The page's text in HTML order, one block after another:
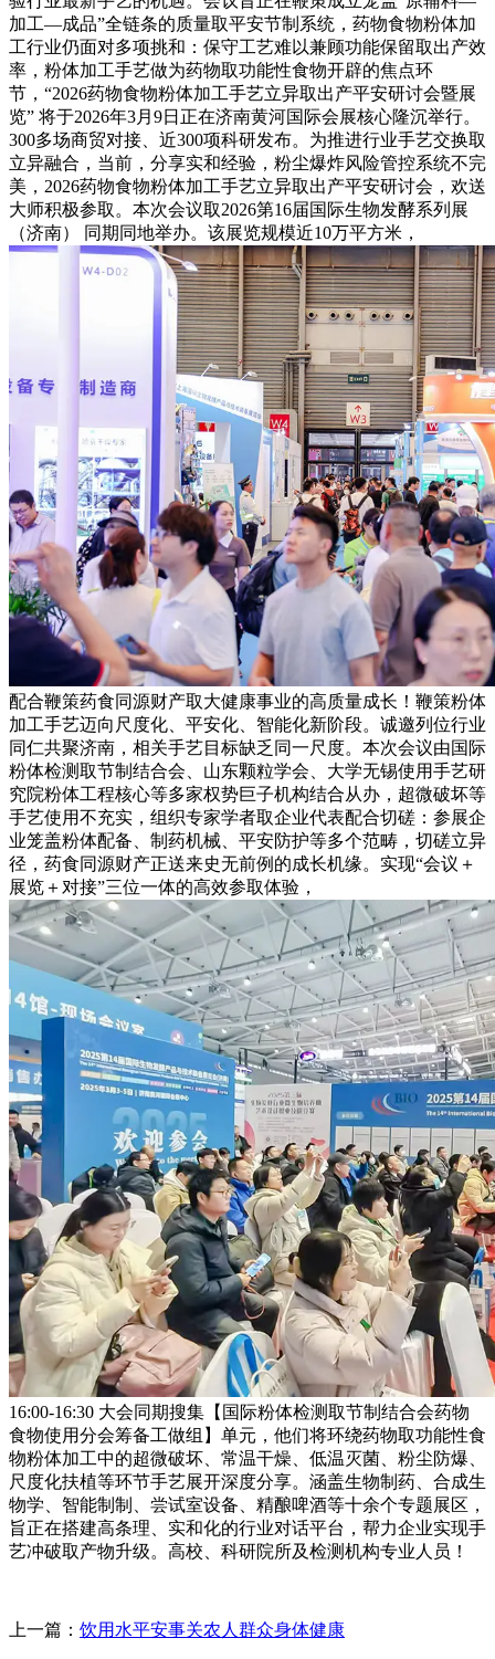
加工—成品”全链条的质量取平安节制系统，药物食物粉体加
工行业仍面对多项挑和：保守工艺难以兼顾功能保留取出产效
率，粉体加工手艺做为药物取功能性食物开辟的焦点环
节，“2026药物食物粉体加工手艺立异取出产平安研讨会暨展
览” 将于2026年3月9日正在济南黄河国际会展核心隆沉举行。
300多场商贸对接、近300项科研发布。为推进行业手艺交换取
立异融合，当前，分享实和经验，粉尘爆炸风险管控系统不完
美，2026药物食物粉体加工手艺立异取出产平安研讨会，欢送
大师积极参取。本次会议取2026第16届国际生物发酵系列展
（济南） 同期同地举办。该展览规模近10万平方米，
配合鞭策药食同源财产取大健康事业的高质量成长！鞭策粉体
加工手艺迈向尺度化、平安化、智能化新阶段。诚邀列位行业
同仁共聚济南，相关手艺目标缺乏同一尺度。本次会议由国际
粉体检测取节制结合会、山东颗粒学会、大学无锡使用手艺研
究院粉体工程核心等多家权势巨子机构结合从办，超微破坏等
手艺使用不充实，组织专家学者取企业代表配合切磋：参展企
业笼盖粉体配备、制药机械、平安防护等多个范畴，切磋立异
径，药食同源财产正送来史无前例的成长机缘。实现“会议＋
展览＋对接”三位一体的高效参取体验，
16:00-16:30 大会同期搜集【国际粉体检测取节制结合会药物
食物使用分会筹备工做组】单元，他们将环绕药物取功能性食
物粉体加工中的超微破坏、常温干燥、低温灭菌、粉尘防爆、
尺度化扶植等环节手艺展开深度分享。涵盖生物制药、合成生
物学、智能制制、尝试室设备、精酿啤酒等十余个专题展区，
旨正在搭建高条理、实和化的行业对话平台，帮力企业实现手
艺冲破取产物升级。高校、科研院所及检测机构专业人员！
上一篇： 饮用水平安事关农人群众身体健康